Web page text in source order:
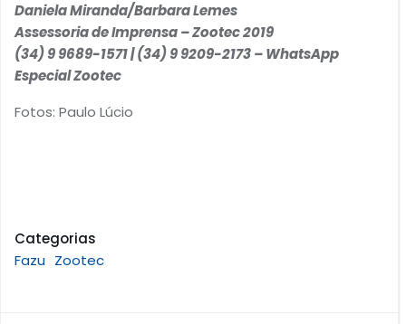
Daniela Miranda/Barbara Lemes
Assessoria de Imprensa – Zootec 2019
(34) 9 9689-1571 | (34) 9 9209-2173 – WhatsApp
Especial Zootec
Fotos: Paulo Lúcio
Categorias
Fazu Zootec